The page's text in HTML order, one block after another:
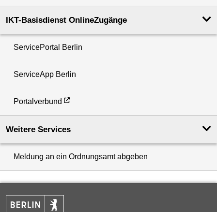
IKT-Basisdienst OnlineZugänge
ServicePortal Berlin
ServiceApp Berlin
Portalverbund
Weitere Services
Meldung an ein Ordnungsamt abgeben